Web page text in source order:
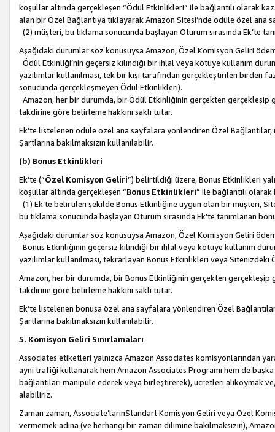
koşullar altında gerçekleşen “Ödül Etkinlikleri” ile bağlantılı olarak
alan bir Özel Bağlantıya tıklayarak Amazon Sitesi’nde ödüle özel ana
(2) müşteri, bu tıklama sonucunda başlayan Oturum sırasında Ek’te
Aşağıdaki durumlar söz konusuysa Amazon, Özel Komisyon Geliri
Ödül Etkinliği’nin geçersiz kılındığı bir ihlal veya kötüye kullanım
yazılımlar kullanılması, tek bir kişi tarafından gerçekleştirilen
sonucunda gerçekleşmeyen Ödül Etkinlikleri).
Amazon, her bir durumda, bir Ödül Etkinliğinin gerçekten gerçekleşip
takdirine göre belirleme hakkını saklı tutar.
Ek’te listelenen ödüle özel ana sayfalara yönlendiren Özel
Şartlarına bakılmaksızın kullanılabilir.
(b) Bonus Etkinlikleri
Ek’te (“Özel Komisyon Geliri”) belirtildiği üzere, Bonus Etkinlikleri
koşullar altında gerçekleşen “Bonus Etkinlikleri” ile bağlantılı olarak
(1) Ek’te belirtilen şekilde Bonus Etkinliğine uygun olan bir müşteri,
bu tıklama sonucunda başlayan Oturum sırasında Ek’te tanımlanan
Aşağıdaki durumlar söz konusuysa Amazon, Özel Komisyon Geliri
Bonus Etkinliğinin geçersiz kılındığı bir ihlal veya kötüye kullanım
yazılımlar kullanılması, tekrarlayan Bonus Etkinlikleri veya
Amazon, her bir durumda, bir Bonus Etkinliğinin gerçekten gerçekleşip
takdirine göre belirleme hakkını saklı tutar.
Ek’te listelenen bonusa özel ana sayfalara yönlendiren Özel
Şartlarına bakılmaksızın kullanılabilir.
5. Komisyon Geliri Sınırlamaları
Associates etiketleri yalnızca Amazon Associates komisyonlarından
aynı trafiği kullanarak hem Amazon Associates Programı hem de
bağlantıları manipüle ederek veya birleştirerek), ücretleri alıkoymak
alabiliriz.
Zaman zaman, Associate’larınStandart Komisyon Geliri veya Özel
vermemek adına (ve herhangi bir zaman dilimine bakılmaksızın),